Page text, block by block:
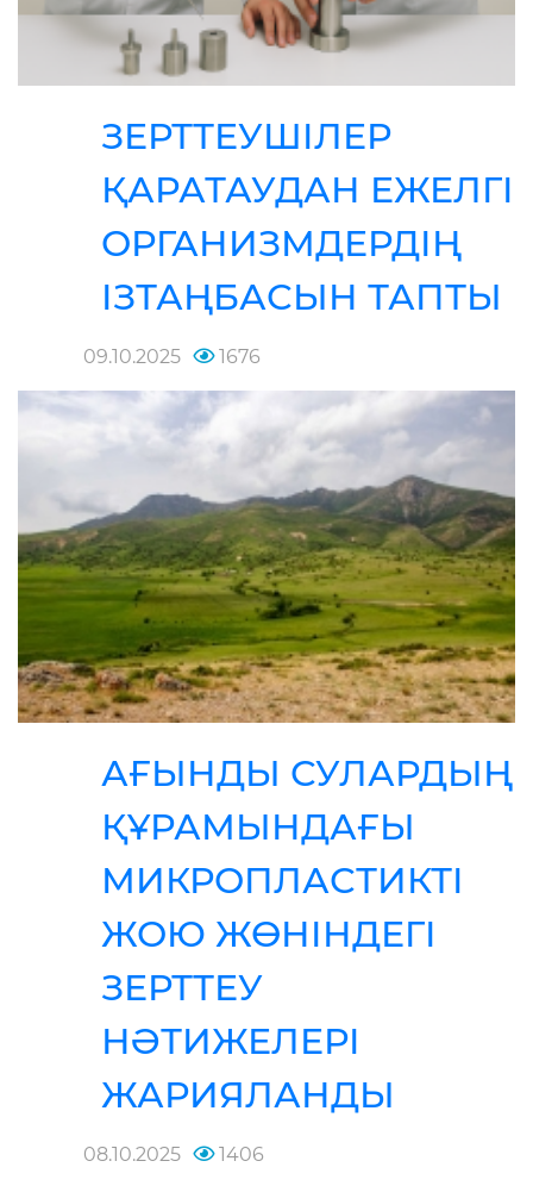
ЗЕРТТЕУШІЛЕР
ҚАРАТАУДАН ЕЖЕЛГІ
ОРГАНИЗМДЕРДІҢ
ІЗТАҢБАСЫН ТАПТЫ
09.10.2025 1676
АҒЫНДЫ СУЛАРДЫҢ
ҚҰРАМЫНДАҒЫ
МИКРОПЛАСТИКТІ
ЖОЮ ЖӨНІНДЕГІ
ЗЕРТТЕУ
НӘТИЖЕЛЕРІ
ЖАРИЯЛАНДЫ
08.10.2025 1406